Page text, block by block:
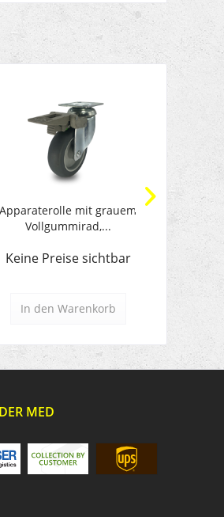
Apparaterolle mit grauem
Vollgummirad,...
Keine Preise sichtbar
In den Warenkorb
Turtle®
MED